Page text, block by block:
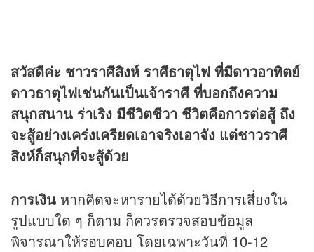
สวัสดีค่ะ ชาวราศีสิงห์ ราศีธาตุไฟ ที่มีดาวอาทิตย์
ดาวธาตุไฟเช่นกันเป็นเจ้าราศี ที่บอกถึงความ
สนุกสนาน ร่าเริง มีชีวิตชีวา ชีวิตคือการต่อสู้ ถึง
จะสู้อย่างเคร่งเครียดเอาจริงเอาจัง แต่ชาวราศี
สิงห์ก็สนุกที่จะสู้ด้วย
การเงิน หากคิดจะหารายได้ด้วยวิธีการเสี่ยงใน
รูปแบบใด ๆ ก็ตาม ก็ควรตรวจสอบข้อมูล
พิจารณาให้รอบคอบ โดยเฉพาะวันที่ 10-12